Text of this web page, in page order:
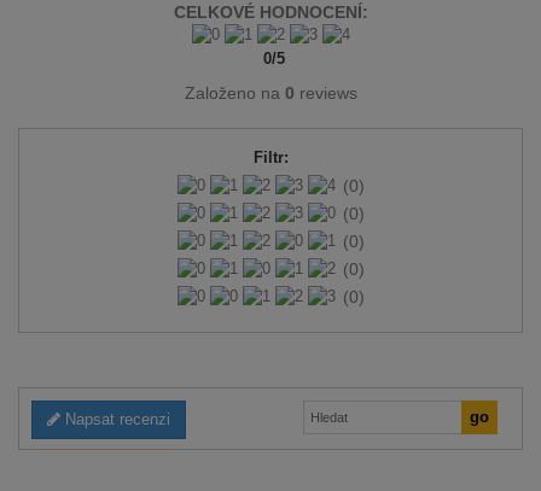
CELKOVÉ HODNOCENÍ:
0/5
Založeno na 0 reviews
Filtr:
(0)
(0)
(0)
(0)
(0)
Napsat recenzi